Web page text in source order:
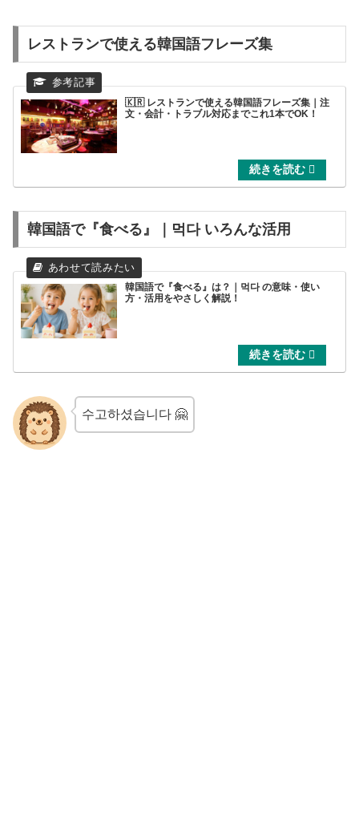
レストランで使える韓国語フレーズ集
🇰🇷 レストランで使える韓国語フレーズ集｜注
文・会計・トラブル対応までこれ1本でOK！
韓国語で『食べる』｜먹다 いろんな活用
韓国語で『食べる』は？｜먹다 の意味・使い
方・活用をやさしく解説！
수고하셨습니다 🤗